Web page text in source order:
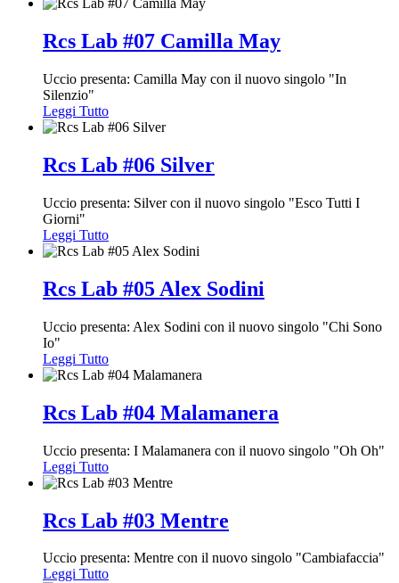
Rcs Lab #07 Camilla May
Uccio presenta: Camilla May con il nuovo singolo "In
Silenzio"
Leggi Tutto
Rcs Lab #06 Silver
Uccio presenta: Silver con il nuovo singolo "Esco Tutti I
Giorni"
Leggi Tutto
Rcs Lab #05 Alex Sodini
Uccio presenta: Alex Sodini con il nuovo singolo "Chi Sono
Io"
Leggi Tutto
Rcs Lab #04 Malamanera
Uccio presenta: I Malamanera con il nuovo singolo "Oh Oh"
Leggi Tutto
Rcs Lab #03 Mentre
Uccio presenta: Mentre con il nuovo singolo "Cambiafaccia"
Leggi Tutto